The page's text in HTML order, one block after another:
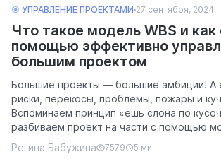
🎯 УПРАВЛЕНИЕ ПРОЕКТАМИ 27 сентября, 2024
Что такое модель WBS и как
помощью эффективно
большим проектом
Большие проекты — большие амбиции! А
риски, перекосы, проблемы, пожары и
Вспоминаем принцип «ешь слона по
разбиваем проект на части с помощью
Регина Бабужина
7579 5 мин